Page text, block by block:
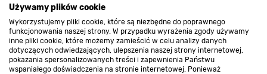
Używamy plików cookie
Wykorzystujemy pliki cookie, które są niezbędne do poprawnego
funkcjonowania naszej strony. W przypadku wyrażenia zgody używamy
inne pliki cookie, które możemy zamieścić w celu analizy danych
dotyczących odwiedzających, ulepszenia naszej strony internetowej,
pokazania spersonalizowanych treści i zapewnienia Państwu
wspaniałego doświadczenia na stronie internetowej. Ponieważ
O nas
Kontakt do sklepu